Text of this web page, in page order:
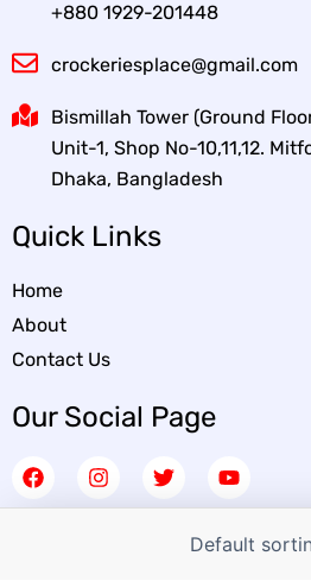
+880 1929-201448
crockeriesplace@gmail.com
Bismillah Tower (Ground
Unit-1, Shop No-10,11,12.
Dhaka, Bangladesh
Quick Links
Home
About
Contact Us
Our Social Page
F
a
c
I
n
s
T
w
i
Y
o
u
u